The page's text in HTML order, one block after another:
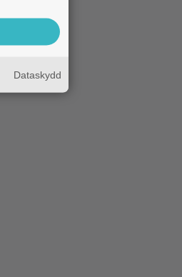
Dataskydd